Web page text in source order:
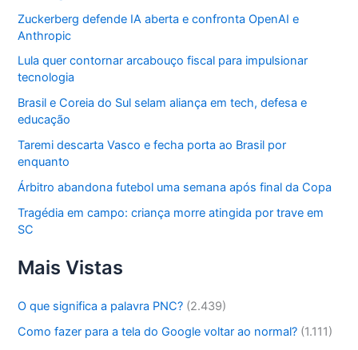
Zuckerberg defende IA aberta e confronta OpenAI e
Anthropic
Lula quer contornar arcabouço fiscal para impulsionar
tecnologia
Brasil e Coreia do Sul selam aliança em tech, defesa e
educação
Taremi descarta Vasco e fecha porta ao Brasil por
enquanto
Árbitro abandona futebol uma semana após final da Copa
Tragédia em campo: criança morre atingida por trave em
SC
Mais Vistas
O que significa a palavra PNC? (2.439)
Como fazer para a tela do Google voltar ao normal? (1.111)